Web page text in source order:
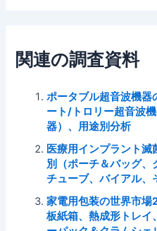
関連の調査資料
ポータブル超音波機
ート/トロリー超音波
器）、用途別分析
医療用インプラント
別（ポーチ＆バッグ、
チューブ、バイアル、
家電用包装の世界市場
板紙箱、熱成形トレイ